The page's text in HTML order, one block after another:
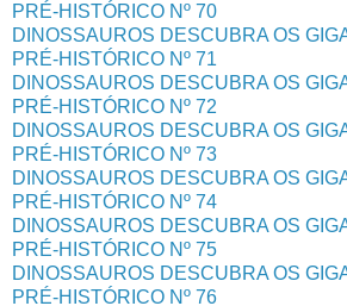
PRÉ-HISTÓRICO Nº 70
DINOSSAUROS DESCUBRA OS
PRÉ-HISTÓRICO Nº 71
DINOSSAUROS DESCUBRA OS
PRÉ-HISTÓRICO Nº 72
DINOSSAUROS DESCUBRA OS
PRÉ-HISTÓRICO Nº 73
DINOSSAUROS DESCUBRA OS
PRÉ-HISTÓRICO Nº 74
DINOSSAUROS DESCUBRA OS
PRÉ-HISTÓRICO Nº 75
DINOSSAUROS DESCUBRA OS
PRÉ-HISTÓRICO Nº 76